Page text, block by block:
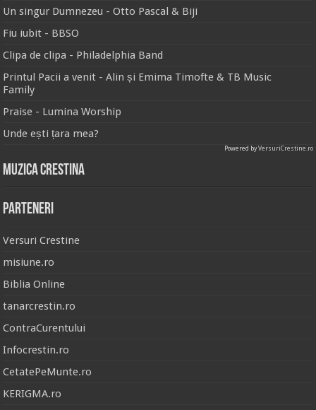
Un singur Dumnezeu - Otto Pascal & Biji
Fiu iubit - BBSO
Clipa de clipa - Philadelphia Band
Printul Pacii a venit - Alin și Emima Timofte & TB Music
Family
Praise - Lumina Worship
Unde ești țara mea?
Powered byVersuriCrestine.ro
Muzica Crestina
Parteneri
Versuri Crestine
misiune.ro
Biblia Online
tanarcrestin.ro
ContraCurentului
Infocrestin.ro
CetatePeMunte.ro
KERIGMA.ro